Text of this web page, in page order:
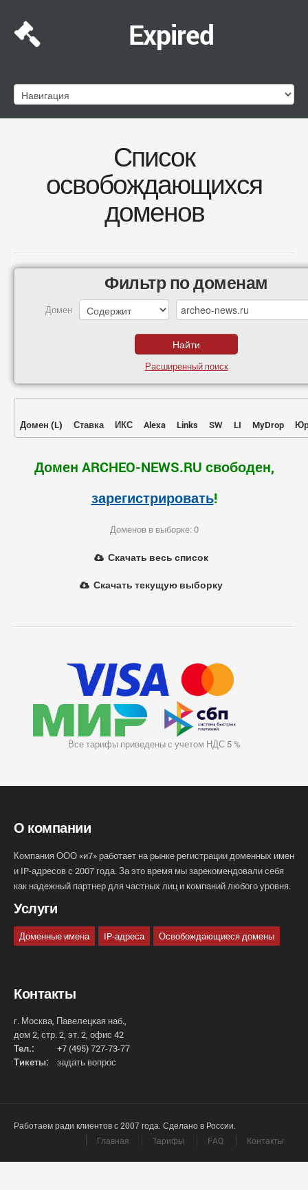
Expired
Список
освобождающихся
доменов
Фильтр по доменам
Домен
Расширенный поиск
Домен (L) Ставка ИКС Alexa Links SW LI MyDrop
Домен ARCHEO-NEWS.RU свободен,
зарегистрировать!
Доменов в выборке: 0
Скачать весь список
Скачать текущую выборку
Все тарифы приведены с учетом НДС 5 %
О компании
Компания ООО «и7» работает на рынке регистрации доменных имен
и IP-адресов с 2007 года. За это время мы зарекомендовали себя
как надежный партнер для частных лиц и компаний любого уровня.
Услуги
Доменные имена IP-адреса Освобождающиеся домены
Контакты
г. Москва, Павелецкая наб.,
дом 2, стр. 2, эт. 2, офис 42
Тел.:
+7 (495) 727-73-77
Тикеты:
задать вопрос
Работаем ради клиентов с 2007 года. Сделано в России.
Главная
Тарифы FAQ Контакты